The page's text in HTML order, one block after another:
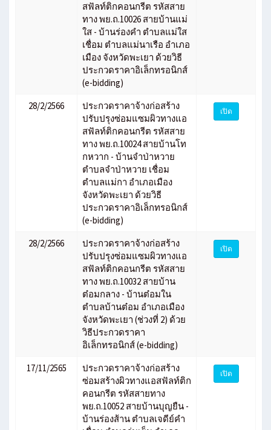
สฟัลท์ติกคอนกรีต รหัสสาย
ทาง พย.ถ.10026 สายบ้านแม่
ใส - บ้านร่องคำ ตำบลแม่ใส
เชื่อม ตำบลแม่นาเรือ อำเภอ
เมือง จังหวัดพะเยา ด้วยวิธี
ประกวดราคาอิเล็กทรอนิกส์
(e-bidding)
28/2/2566
ประกวดราคาจ้างก่อสร้าง
ปรับปรุงซ่อมแซมผิวทางแอ
สฟัลท์ติกคอนกรีต รหัสสาย
ทาง พย.ถ.10024 สายบ้านโท
กหวาก - บ้านจำป่าหวาย
ตำบลจำป่าหวาย เชื่อม
ตำบลแม่กา อำเภอเมือง
จังหวัดพะเยา ด้วยวิธี
ประกวดราคาอิเล็กทรอนิกส์
(e-bidding)
เปิด
28/2/2566
ประกวดราคาจ้างก่อสร้าง
ปรับปรุงซ่อมแซมผิวทางแอ
สฟัลท์ติกคอนกรีต รหัสสาย
ทาง พย.ถ.10032 สายบ้าน
ต๋อมกลาง - บ้านต๋อมใน
ตำบลบ้านต๋อม อำเภอเมือง
จังหวัดพะเยา (ช่วงที่ 2) ด้วย
วิธีประกวดราคา
อิเล็กทรอนิกส์ (e-bidding)
เปิด
17/11/2565
ประกวดราคาจ้างก่อสร้าง
ซ่อมสร้างผิวทางแอสฟัลท์ติก
คอนกรีต รหัสสายทาง
พย.ถ.10052 สายบ้านบุญยืน -
บ้านร่องส้าน ตำบลเจดีย์คำ
เปิด